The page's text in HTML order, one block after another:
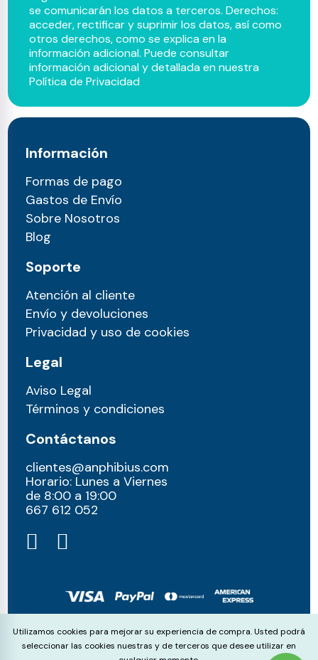
se comunicarán los datos a terceros. Derechos:
acceder, rectificar y suprimir los datos, así como
otros derechos, como se explica en la
información adicional. Puede consultar
información adicional y detallada en nuestra
Política de Privacidad
Información
Formas de pago
Gastos de Envío
Sobre Nosotros
Blog
Soporte
Atención al cliente
Envío y devoluciones
Privacidad y uso de cookies
Legal
Aviso Legal
Términos y condiciones
Contáctanos
clientes@anphibius.com
Horario: Lunes a Viernes
de 8:00 a 19:00
667 612 052​
© anphibius, 2026
Pago 100% seguros con:
Cookie Consent
Utilizamos cookies para mejorar su experiencia de compra. Usted podrá
seleccionar las cookies nuestras y de terceros que desee utilizar en